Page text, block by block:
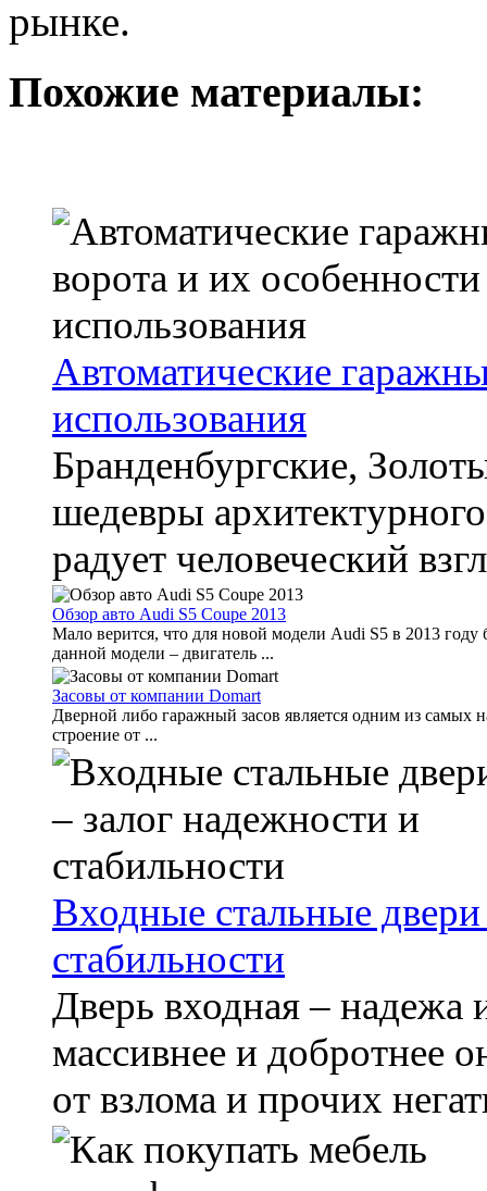
рынке.
Похожие материалы:
Автоматические
использования
Бранденбургские,
шедевры
радует человеческий
Обзор авто Audi S5 Coupe 2013
Мало верится, что для новой модели Audi S5 в 2013 году
данной модели – двигатель ...
Засовы от компании Domart
Дверной либо гаражный засов является одним из самых
строение от ...
Входные стальные
стабильности
Дверь входная –
массивнее и добротнее
от взлома и прочих